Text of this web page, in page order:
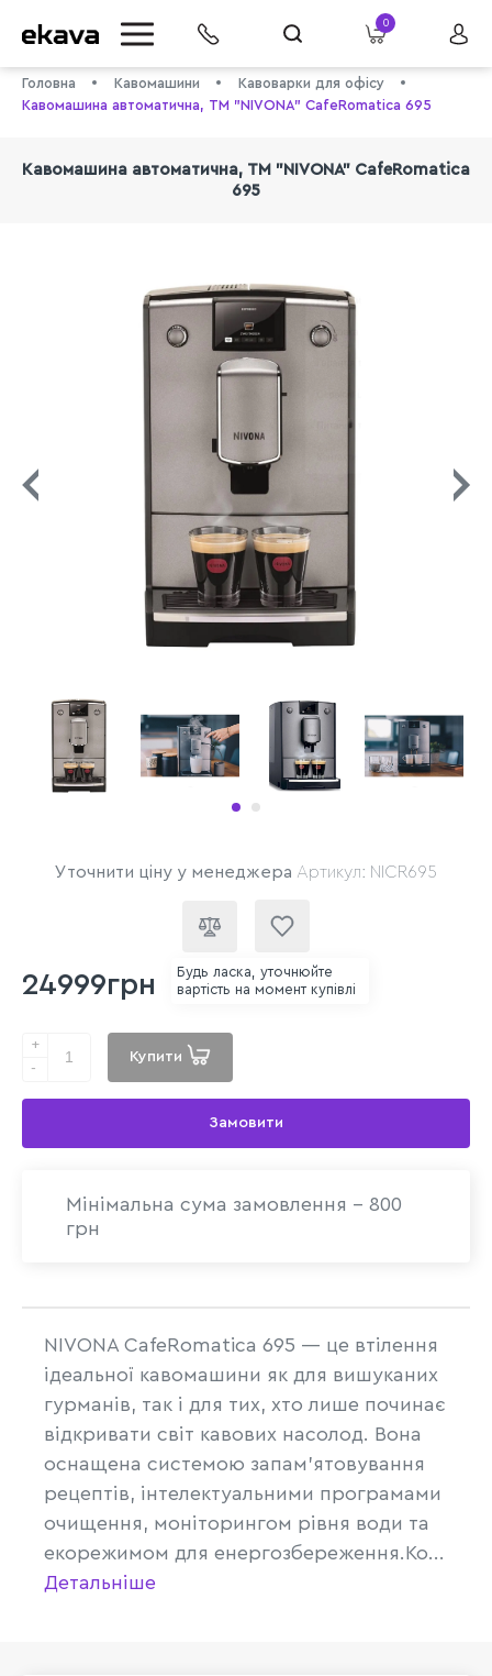
info@ekava.com.ua
0
Головна Кавомашини
Кавоварки для офісу
Кавомашина автоматична, ТМ "NIVONA" CafeRomatica 695
Кавомашина автоматична, ТМ "NIVONA" CafeRomatica
695
Уточнити ціну у менеджера Артикул: NICR695
24999грн
Будь ласка, уточнюйте
вартість на момент купівлі
+
-
Купити
Замовити
Мінімальна сума замовлення - 800
грн
NIVONA CafeRomatica 695 — це втілення
ідеальної кавомашини як для вишуканих
гурманів, так і для тих, хто лише починає
відкривати світ кавових насолод. Вона
оснащена системою запам’ятовування
рецептів, інтелектуальними програмами
очищення, моніторингом рівня води та
екорежимом для енергозбереження.Ко...
Детальніше